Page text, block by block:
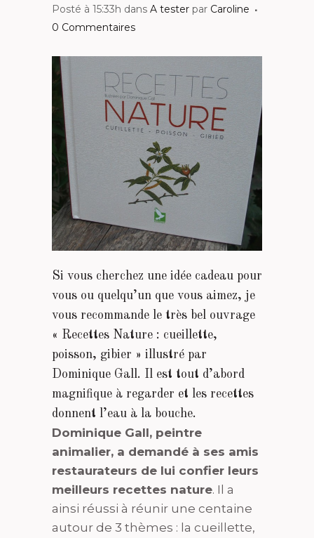
Posté à 15:33h dans A tester par Caroline
0 Commentaires
Si vous cherchez une idée cadeau pour
vous ou quelqu’un que vous aimez, je
vous recommande le très bel ouvrage
« Recettes Nature : cueillette,
poisson, gibier » illustré par
Dominique Gall. Il est tout d’abord
magnifique à regarder et les recettes
donnent l’eau à la bouche.
Dominique Gall, peintre
animalier, a demandé à ses amis
restaurateurs de lui confier leurs
meilleurs recettes nature. Il a
ainsi réussi à réunir une centaine
autour de 3 thèmes : la cueillette,